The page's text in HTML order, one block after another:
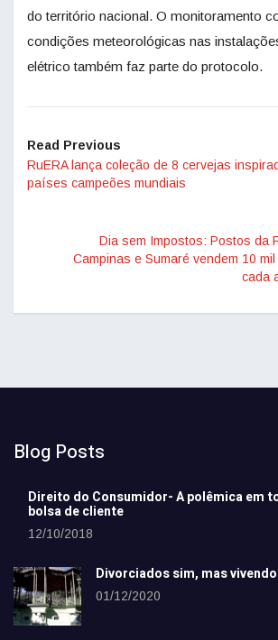
do território nacional. O monitoramento
condições meteorológicas nas
elétrico também faz parte do protocolo.
Read Previous
RuERA lança coleção de 8 cervejas
países campeões mundiais
Dia sem Impostos: Postos da
Campinas e Sumaré vendem 10
cada
Blog Posts
Direito do Consumidor- A polêmica em
bolsa de cliente
12/10/2018
Divorciados sim, mas
01/12/2020